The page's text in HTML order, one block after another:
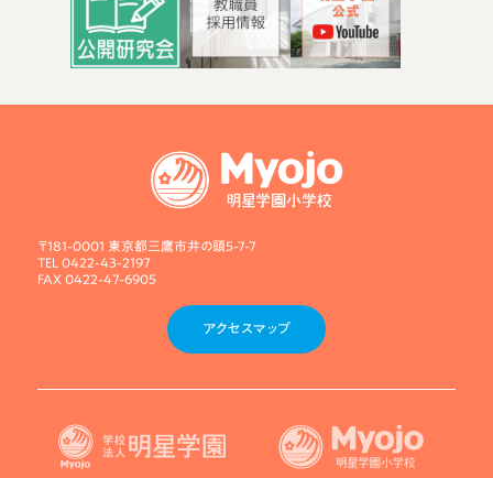
〒181-0001 東京都三鷹市井の頭5-7-7
TEL 0422-43-2197
FAX 0422-47-6905
アクセスマップ